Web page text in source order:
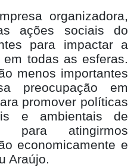
organizadora,
ações sociais do
para impactar a
todas as esferas.
menos importantes
preocupação em
promover políticas
e ambientais de
para atingirmos
economicamente e
Araújo.